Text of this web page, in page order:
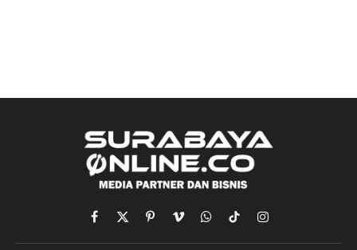
Facebook
X
(Twitter)
PinterestVimeoWhatsApp
TikTokInstagram